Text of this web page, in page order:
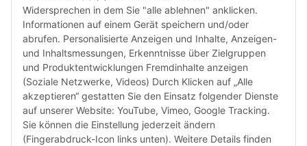
dass
Widersprechen in dem Sie "alle ablehnen" anklicken.
Informationen auf einem Gerät speichern und/oder
abrufen. Personalisierte Anzeigen und Inhalte, Anzeigen-
und Inhaltsmessungen, Erkenntnisse über Zielgruppen
und Produktentwicklungen Fremdinhalte anzeigen
(Soziale Netzwerke, Videos) Durch Klicken auf „Alle
akzeptieren“ gestatten Sie den Einsatz folgender Dienste
auf unserer Website: YouTube, Vimeo, Google Tracking.
Sie können die Einstellung jederzeit ändern
(Fingerabdruck-Icon links unten). Weitere Details finden